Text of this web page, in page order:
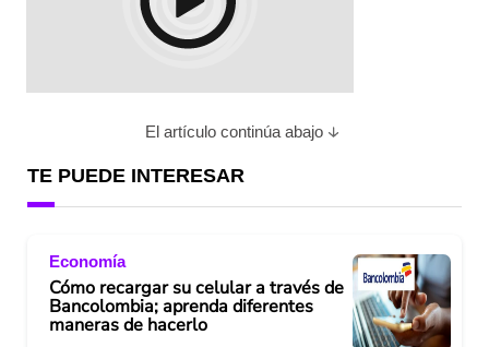
El artículo continúa abajo
TE PUEDE INTERESAR
Economía
Cómo recargar su celular a través de
Bancolombia; aprenda diferentes
maneras de hacerlo